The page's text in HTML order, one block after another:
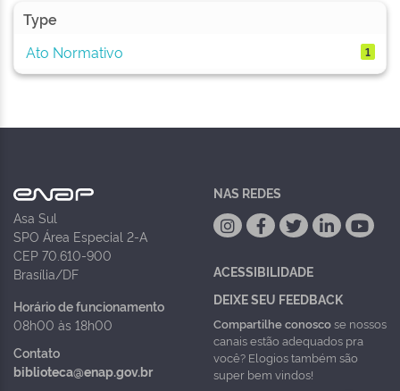
Type
Ato Normativo
1
Asa Sul
SPO Área Especial 2-A
CEP 70.610-900
Brasília/DF
Horário de funcionamento
08h00 às 18h00
Contato
biblioteca@enap.gov.br
NAS REDES
ACESSIBILIDADE
DEIXE SEU FEEDBACK
Compartilhe conoscose nossos
canais estão adequados pra
você? Elogios também são
super bem vindos!